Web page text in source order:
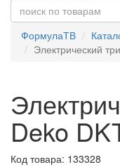
ФормулаТВ
Электрический
Deko
Код товара: 133328